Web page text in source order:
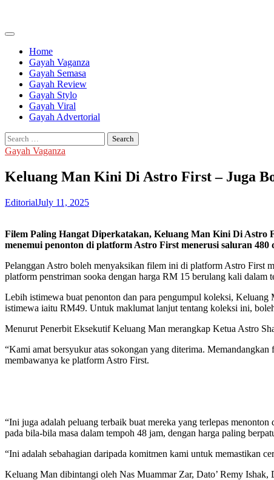
content
Home
Gayah Vaganza
Gayah Semasa
Gayah Review
Gayah Stylo
Gayah Viral
Gayah Advertorial
Search
for:
Gayah Vaganza
Keluang Man Kini Di Astro First – Juga
EditorialJuly 11, 2025
Filem Paling Hangat Diperkatakan, Keluang Man Kini Di Astro
menemui penonton di platform Astro First menerusi saluran 480
Pelanggan Astro boleh menyaksikan filem ini di platform Astro First
platform penstriman sooka dengan harga RM 15 berulang kali dalam
Lebih istimewa buat penonton dan para pengumpul koleksi,
istimewa iaitu RM49. Untuk maklumat lanjut tentang koleksi ini,
Menurut Penerbit Eksekutif Keluang Man merangkap Ketua Astro
“Kami amat bersyukur atas sokongan yang diterima.
membawanya ke platform Astro First.
“Ini juga adalah peluang terbaik buat mereka yang terlepas
pada bila-bila masa dalam tempoh 48 jam, dengan harga paling
“Ini adalah sebahagian daripada komitmen kami untuk memastikan
Keluang Man dibintangi oleh Nas Muammar Zar, Dato’ Remy